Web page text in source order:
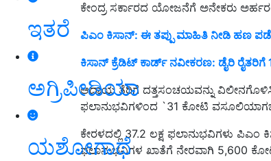
ಇತರೆ
ಅಗ್ರಿಪೀಡಿಯಾ
ಯಶೋಗಾಥೆ
ಕೇಂದ್ರ ಸರ್ಕಾರದ ಯೋಜನೆಗೆ ಅನೇಕರು
ಪಿಎಂ ಕಿಸಾನ್‌: ಈ ತಪ್ಪು ಮಾಹಿತಿ ನೀಡಿ ಹಣ
ಕಿಸಾನ್ ಕ್ರೆಡಿಟ್ ಕಾರ್ಡ್ ನವೀಕರಣ: ಡೈರಿ ರೈತರಿಗೆ
ಆದಾಯ ತೆರಿಗೆ ದತ್ತಸಂಚಯವನ್ನು ವಿಲೀನಗೊಳಿಸಿ
ಫಲಾನುಭವಿಗಳಿಂದ `31 ಕೋಟಿ
ಕೇರಳದಲ್ಲಿ 37.2 ಲಕ್ಷ ಫಲಾನುಭವಿಗಳು
ಫಲಾನುಭವಿಗಳ ಖಾತೆಗೆ ನೇರವಾಗಿ 5,600